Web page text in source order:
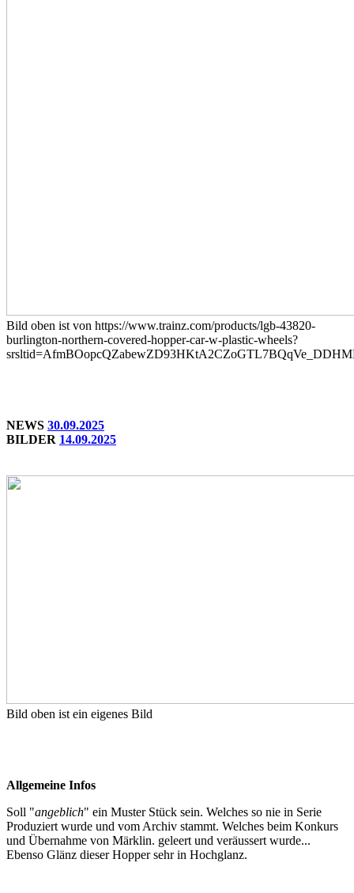
Bild oben ist von https://www.trainz.com/products/lgb-43820-
burlington-northern-covered-hopper-car-w-plastic-wheels?
NEWS 30.09.2025
BILDER 14.09.2025
Bild oben ist ein eigenes Bild
Allgemeine Infos
Soll "angeblich" ein Muster Stück sein. Welches so nie in Serie
Produziert wurde und vom Archiv stammt. Welches beim Konkurs
und Übernahme von Märklin. geleert und veräussert wurde...
Ebenso Glänz dieser Hopper sehr in Hochglanz.